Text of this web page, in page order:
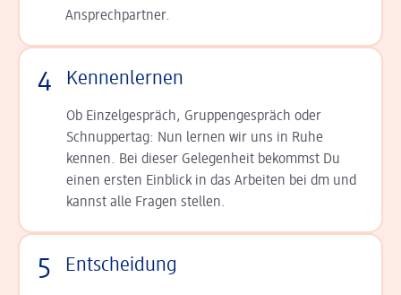
Ansprechpartner.
4 Kennenlernen
Ob Einzelgespräch, Grup­pen­gespräch oder
Schnup­per­tag: Nun lernen wir uns in Ruhe
kennen. Bei dieser Gelegenheit bekommst Du
einen ersten Einblick in das Arbeiten bei dm und
kannst alle Fragen stellen.
5 Entscheidung